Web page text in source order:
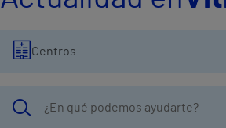
Centros